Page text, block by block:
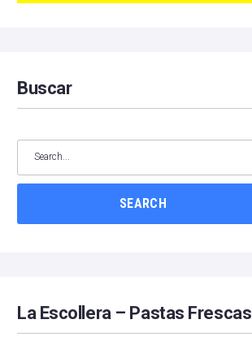
Buscar
SEARCH
La Escollera – Pastas Frescas